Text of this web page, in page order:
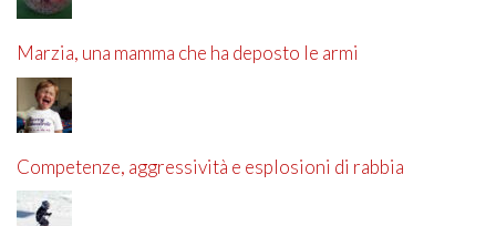
Marzia, una mamma che ha deposto le armi
Competenze, aggressività e esplosioni di rabbia